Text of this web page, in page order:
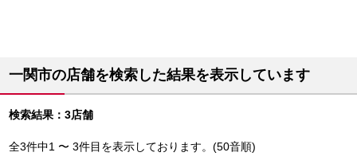
一関市の店舗を検索した結果を表示しています
検索結果：3店舗
全3件中1 〜 3件目を表示しております。(50音順)